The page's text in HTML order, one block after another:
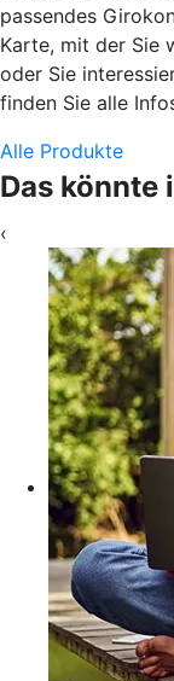
passendes
Karte, mit der Sie
oder Sie
finden Sie alle
Alle Produkte
Das könnte
‹